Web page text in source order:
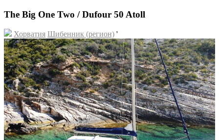
The Big One Two / Dufour 50 Atoll
Хорватия Шибенник (регион) '